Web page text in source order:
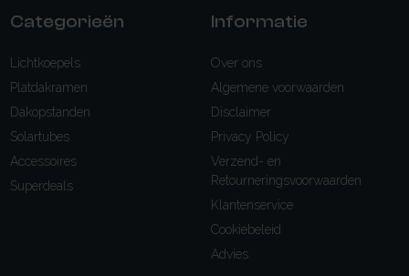
Categorieën
Lichtkoepels
Platdakramen
Dakopstanden
Solartubes
Accessoires
Superdeals
Informatie
Over ons
Algemene voorwaarden
Disclaimer
Privacy Policy
Verzend- en
Retourneringsvoorwaarden
Klantenservice
Cookiebeleid
Advies